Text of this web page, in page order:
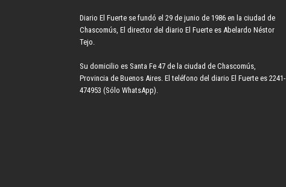
Diario El Fuerte se fundó el 29 de junio de 1986 en la ciudad de
Chascomús, El director del diario El Fuerte es Abelardo Néstor
Tejo.
Su domicilio es Santa Fe 47 de la ciudad de Chascomús,
Provincia de Buenos Aires. El teléfono del diario El Fuerte es 2241-
474953 (Sólo WhatsApp).